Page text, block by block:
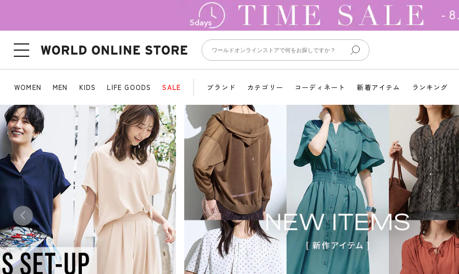
WOMEN MEN KIDS LIFE GOODS SALE ブランド カテゴリー コーディネート 新着アイテム ランキング